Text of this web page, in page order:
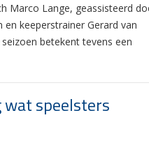
Marco Lange, geassisteerd
en keeperstrainer Gerard van
betekent tevens een
wat speelsters